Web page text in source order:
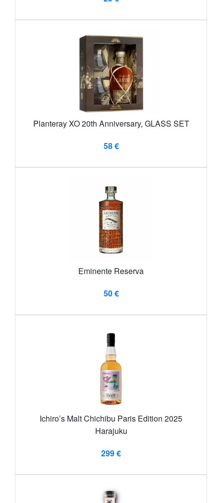
Planteray XO 20th Anniversary, GLASS SET
58 €
Eminente Reserva
50 €
Ichiro’s Malt Chichibu Paris Edition 2025
Harajuku
299 €